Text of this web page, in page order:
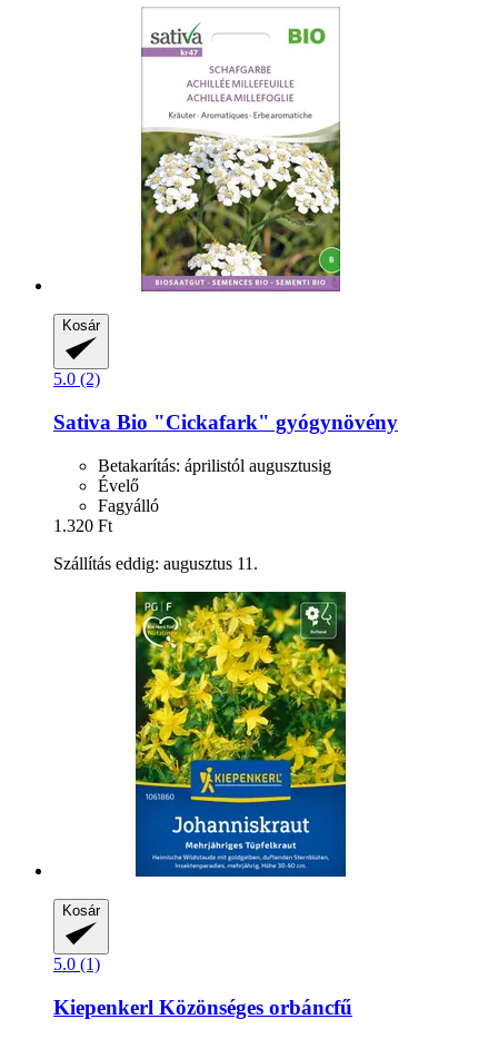
Kosár
5.0 (2)
Sativa Bio "Cickafark" gyógynövény
Betakarítás: áprilistól augusztusig
Évelő
Fagyálló
1.320 Ft
Szállítás eddig: augusztus 11.
Kosár
5.0 (1)
Kiepenkerl Közönséges orbáncfű